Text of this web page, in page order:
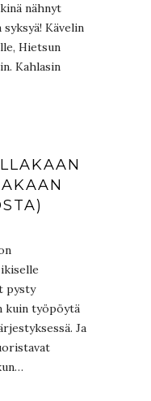
nähnyt
Kävelin
Hietsun
Kahlasin
pysty
kuin työpöytä
Ja